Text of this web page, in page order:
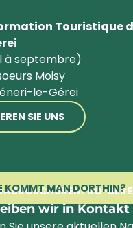
Touristique
à septembre)
Moisy
le-Gérei
SIE UNS
KOMMT MAN DORTHIN?
BROSCHÜRENPRO-
wir in Kontakt